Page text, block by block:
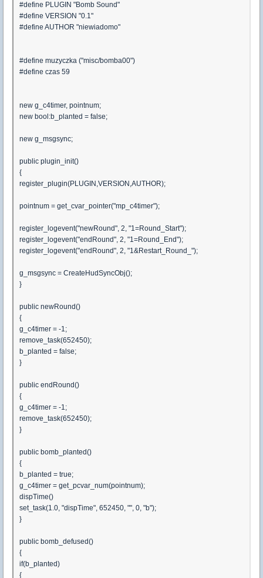
#define PLUGIN "Bomb Sound"
#define VERSION "0.1"
#define AUTHOR "niewiadomo"
#define muzyczka ("misc/bomba00")
#define czas 59
new g_c4timer, pointnum;
new bool:b_planted = false;
new g_msgsync;
public plugin_init()
{
register_plugin(PLUGIN,VERSION,AUTHOR);
pointnum = get_cvar_pointer("mp_c4timer");
register_logevent("newRound", 2, "1=Round_Start");
register_logevent("endRound", 2, "1=Round_End");
register_logevent("endRound", 2, "1&Restart_Round_");
g_msgsync = CreateHudSyncObj();
}
public newRound()
{
g_c4timer = -1;
remove_task(652450);
b_planted = false;
}
public endRound()
{
g_c4timer = -1;
remove_task(652450);
}
public bomb_planted()
{
b_planted = true;
g_c4timer = get_pcvar_num(pointnum);
dispTime()
set_task(1.0, "dispTime", 652450, "", 0, "b");
}
public bomb_defused()
{
if(b_planted)
{